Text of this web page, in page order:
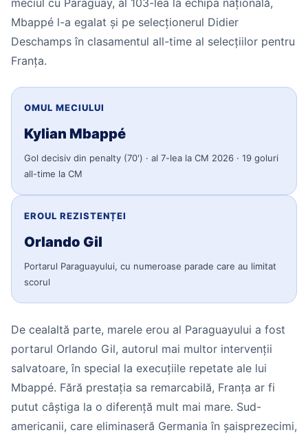
Mbappé l-a egalat și pe selecționerul Didier
Deschamps în clasamentul all-time al selecțiilor pentru
Franța.
OMUL MECIULUI
Kylian Mbappé
Gol decisiv din penalty (70') · al 7-lea la CM 2026 · 19 goluri
all-time la CM
EROUL REZISTENȚEI
Orlando Gil
Portarul Paraguayului, cu numeroase parade care au limitat
scorul
De cealaltă parte, marele erou al Paraguayului a fost
portarul Orlando Gil, autorul mai multor intervenții
salvatoare, în special la execuțiile repetate ale lui
Mbappé. Fără prestația sa remarcabilă, Franța ar fi
putut câștiga la o diferență mult mai mare. Sud-
americanii, care eliminaseră Germania în șaisprezecimi,